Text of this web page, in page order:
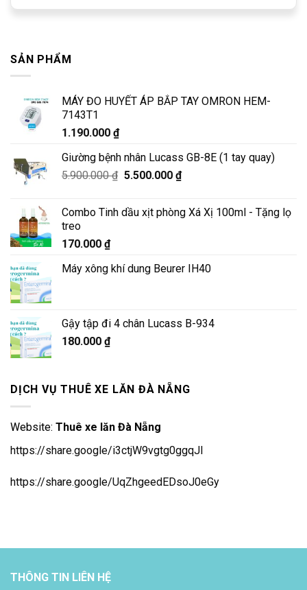
SẢN PHẨM
MÁY ĐO HUYẾT ÁP BẮP TAY OMRON HEM-
7143T1
1.190.000 ₫
Giường bệnh nhân Lucass GB-8E (1 tay quay)
5.900.000₫ Giá
5.900.000 ₫.
5.500.000 ₫Giá
là:
Combo Tinh dầu xịt phòng Xá Xị 100ml - Tặng lọ
treo
170.000 ₫
Máy xông khí dung Beurer IH40
Gậy tập đi 4 chân Lucass B-934
180.000 ₫
DỊCH VỤ THUÊ XE LĂN ĐÀ NẴNG
Website: Thuê xe lăn Đà Nẵng
https://share.google/i3ctjW9vgtg0ggqJl
https://share.google/UqZhgeedEDsoJ0eGy
THÔNG TIN LIÊN HỆ